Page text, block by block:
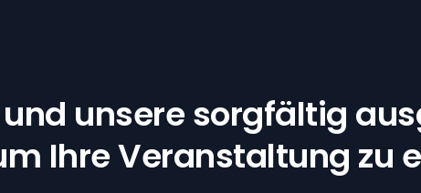
unsere sorgfältig
Ihre Veranstaltung zu